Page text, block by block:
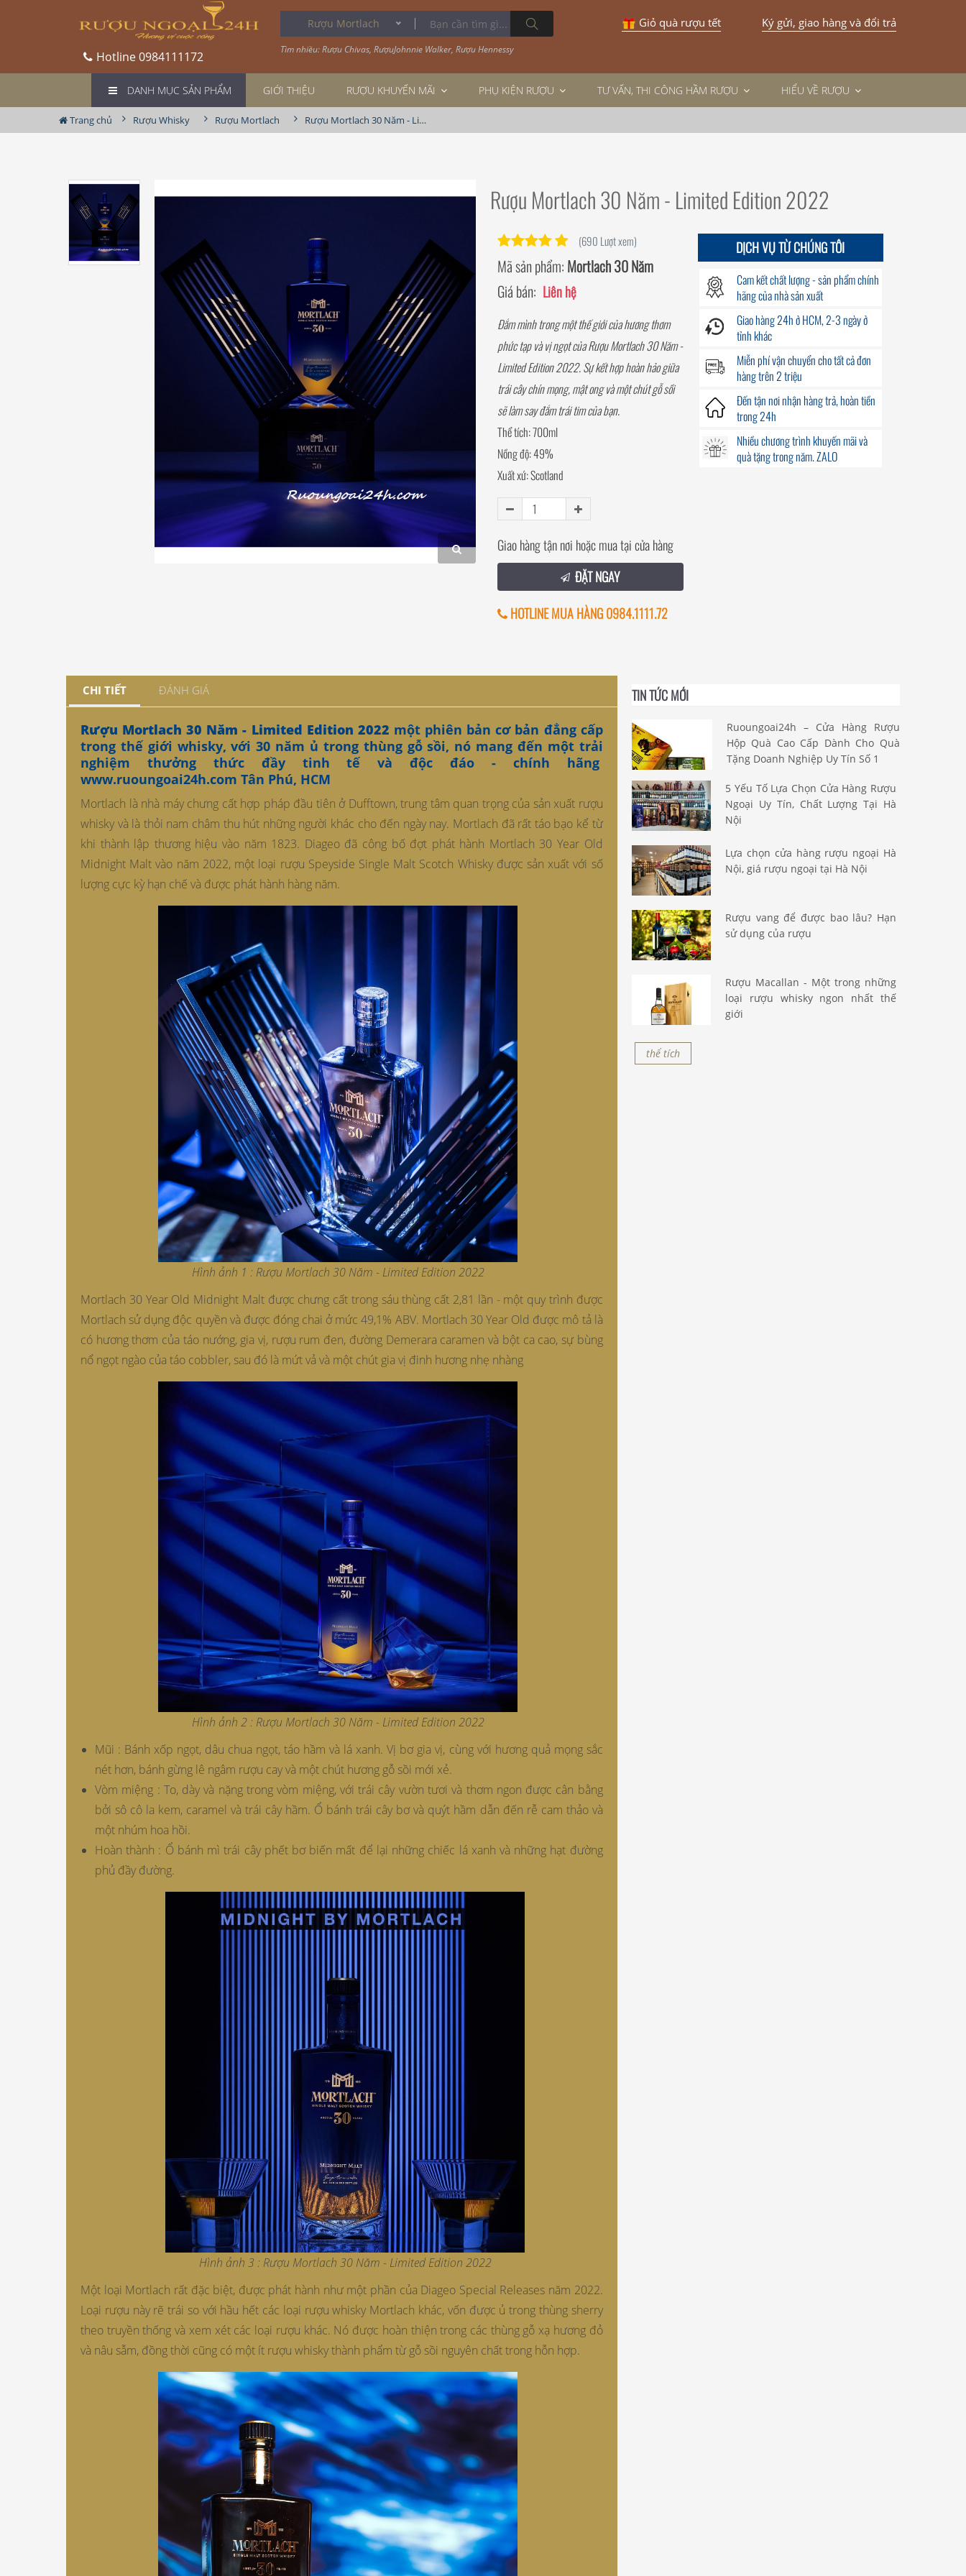
Hotline0984111172
Rượu Mortlach
Tìm nhiều:Rượu Chivas, RượuJohnnie Walker, Rượu Hennessy
Giỏ quà rượu tết Ký gửi, giao hàng và đổi trả
DANH MỤC SẢN PHẨM GIỚI THIỆU RƯỢU KHUYẾN MÃI PHỤ KIỆN RƯỢU TƯ VẤN, THI CÔNG HẦM RƯỢU HIỂU VỀ RƯỢU
Trang chủ Rượu Whisky Rượu Mortlach Rượu Mortlach 30 Năm - Limited Edition 2022
Rượu Mortlach 30 Năm - Limited Edition 2022
(690 Lượt xem)
Mã sản phẩm: Mortlach 30 Năm
Giá bán: Liên hệ
Đắm mình trong một thế giới của hương thơm
phức tạp và vị ngọt của Rượu Mortlach 30 Năm -
Limited Edition 2022. Sự kết hợp hoàn hảo giữa
trái cây chín mọng, mật ong và một chút gỗ sồi
sẽ làm say đắm trái tim của bạn.
Thể tích: 700ml
Nồng độ: 49%
Xuất xứ: Scotland
Giao hàng tận nơi hoặc mua tại cửa hàng
ĐẶT NGAY
DỊCH VỤ TỪ CHÚNG TÔI
Cam kết chất lượng - sản phẩm chính
hãng của nhà sản xuất
Giao hàng24hở HCM, 2-3 ngày ở
tỉnh khác
Miễn phí vận chuyểncho tất cả đơn
hàng trên 2 triệu
Đếntận nơinhận hàng trả, hoàn tiền
trong24h
Nhiều chương trình khuyến mãivà
quà tặngtrong năm. ZALO
HOTLINE MUA HÀNG 0984.1111.72
CHI TIẾT ĐÁNH GIÁ
Rượu Mortlach 30 Năm - Limited Edition 2022 một phiên bản cơ bản đẳng cấp
trong thế giới whisky, với 30 năm ủ trong thùng gỗ sồi, nó mang đến một trải
nghiệm thưởng thức đầy tinh tế và độc đáo - chính hãng
www.ruoungoai24h.com Tân Phú, HCM
Mortlach là nhà máy chưng cất hợp pháp đầu tiên ở Dufftown, trung tâm quan trọng của sản xuất rượu
whisky và là thỏi nam châm thu hút những người khác cho đến ngày nay. Mortlach đã rất táo bạo kể từ
khi thành lập thương hiệu vào năm 1823. Diageo đã công bố đợt phát hành Mortlach 30 Year Old
Midnight Malt vào năm 2022, một loại rượu Speyside Single Malt Scotch Whisky được sản xuất với số
lượng cực kỳ hạn chế và được phát hành hàng năm.
Hình ảnh 1 : Rượu Mortlach 30 Năm - Limited Edition 2022
Mortlach 30 Year Old Midnight Malt được chưng cất trong sáu thùng cất 2,81 lần - một quy trình được
Mortlach sử dụng độc quyền và được đóng chai ở mức 49,1% ABV. Mortlach 30 Year Old được mô tả là
có hương thơm của táo nướng, gia vị, rượu rum đen, đường Demerara caramen và bột ca cao, sự bùng
nổ ngọt ngào của táo cobbler, sau đó là mứt vả và một chút gia vị đinh hương nhẹ nhàng
Hình ảnh 2 : Rượu Mortlach 30 Năm - Limited Edition 2022
Mũi : Bánh xốp ngọt, dâu chua ngọt, táo hầm và lá xanh. Vị bơ gia vị, cùng với hương quả mọng sắc
nét hơn, bánh gừng lê ngâm rượu cay và một chút hương gỗ sồi mới xẻ.
Vòm miệng : To, dày và nặng trong vòm miệng, với trái cây vườn tươi và thơm ngon được cân bằng
bởi sô cô la kem, caramel và trái cây hầm. Ổ bánh trái cây bơ và quýt hầm dẫn đến rễ cam thảo và
một nhúm hoa hồi.
Hoàn thành : Ổ bánh mì trái cây phết bơ biến mất để lại những chiếc lá xanh và những hạt đường
phủ đầy đường.
Hình ảnh 3 : Rượu Mortlach 30 Năm - Limited Edition 2022
Một loại Mortlach rất đặc biệt, được phát hành như một phần của Diageo Special Releases năm 2022.
Loại rượu này rẽ trái so với hầu hết các loại rượu whisky Mortlach khác, vốn được ủ trong thùng sherry
theo truyền thống và xem xét các loại rượu khác. Nó được hoàn thiện trong các thùng gỗ xạ hương đỏ
và nâu sẫm, đồng thời cũng có một ít rượu whisky thành phẩm từ gỗ sồi nguyên chất trong hỗn hợp.
TIN TỨC MỚI
Ruoungoai24h – Cửa Hàng Rượu
Hộp Quà Cao Cấp Dành Cho Quà
Tặng Doanh Nghiệp Uy Tín Số 1
5 Yếu Tố Lựa Chọn Cửa Hàng Rượu
Ngoại Uy Tín, Chất Lượng Tại Hà
Nội
Lựa chọn cửa hàng rượu ngoại Hà
Nội, giá rượu ngoại tại Hà Nội
Rượu vang để được bao lâu? Hạn
sử dụng của rượu
Rượu Macallan - Một trong những
loại rượu whisky ngon nhất thế
giới
thể tích